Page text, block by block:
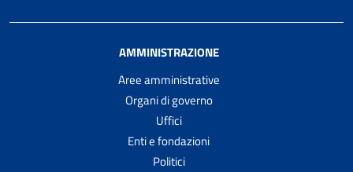
AMMINISTRAZIONE
Aree amministrative
Organi di governo
Uffici
Enti e fondazioni
Politici